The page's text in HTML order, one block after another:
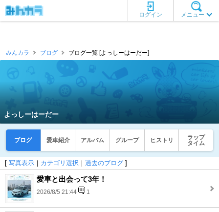
メニュー
ログイン
みんカラ ブログ ブログ一覧 [よっしーはーだー]
よっしーはーだー
ブログ 愛車紹介 アルバム グループ ヒストリ
ラップ
タイム
[ 写真表示 ｜ カテゴリ選択 ｜ 過去のブログ ]
愛車と出会って3年！
2026/8/5 21:44 1